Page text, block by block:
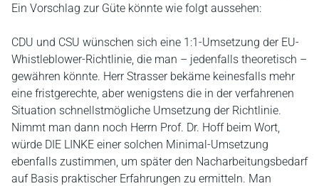
Ein Vorschlag zur Güte könnte wie folgt aussehen:
CDU und CSU wünschen sich eine 1:1-Umsetzung der EU-
Whistleblower-Richtlinie, die man – jedenfalls theoretisch –
gewähren könnte. Herr Strasser bekäme keinesfalls mehr
eine fristgerechte, aber wenigstens die in der verfahrenen
Situation schnellstmögliche Umsetzung der Richtlinie.
Nimmt man dann noch Herrn Prof. Dr. Hoff beim Wort,
würde DIE LINKE einer solchen Minimal-Umsetzung
ebenfalls zustimmen, um später den Nacharbeitungsbedarf
auf Basis praktischer Erfahrungen zu ermitteln. Man